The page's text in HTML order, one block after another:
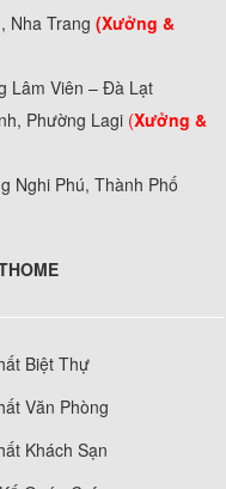
Nha Trang (Xưởng &
Lâm Viên – Đà Lạt
Phường Lagi (Xưởng &
Nghi Phú, Thành Phố
Biệt Thự
Văn Phòng
Khách Sạn